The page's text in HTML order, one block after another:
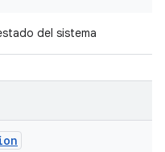
del sistema